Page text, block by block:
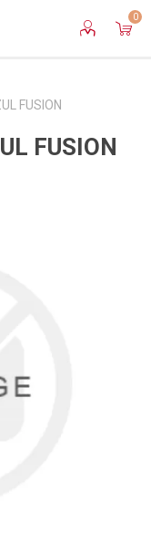
0
FUSION
FUSION